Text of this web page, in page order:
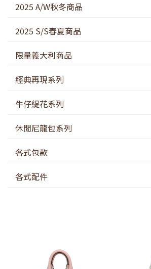
2025 A/W秋冬商品
2025 S/S春夏商品
限量義大利商品
經典再現系列
牛仔緹花系列
休閒尼龍包系列
各式包款
各式配件